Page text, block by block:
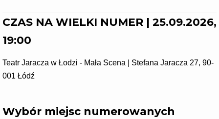
CZAS NA WIELKI NUMER | 25.09.2026,
19:00
Teatr Jaracza w Łodzi - Mała Scena | Stefana Jaracza 27, 90-
001 Łódź
Wybór miejsc numerowanych